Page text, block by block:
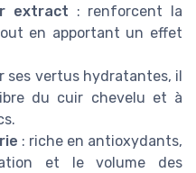
extract : renforcent la
en apportant un effet
ses vertus hydratantes, il
du cuir chevelu et à
: riche en antioxydants,
et le volume des